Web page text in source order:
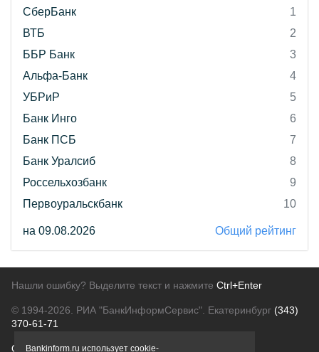
СберБанк
1
ВТБ
2
ББР Банк
3
Альфа-Банк
4
УБРиР
5
Банк Инго
6
Банк ПСБ
7
Банк Уралсиб
8
Россельхозбанк
9
Первоуральскбанк
10
на 09.08.2026 Общий рейтинг
Нашли ошибку? Выделите текст и нажмите Ctrl+Enter
© 1994-2026. РИА "БанкИнформСервис". Екатеринбург (343)
370-61-71
О проектеПолитика конфиденциальности
Bankinform.ru использует cookie-